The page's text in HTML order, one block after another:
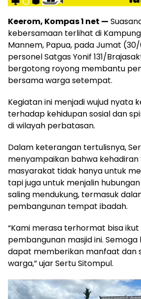
Keerom, Kompas 1 net —
kebersamaan terlihat di
Mannem, Papua, pada Jumat
personel Satgas Yonif 131/
bergotong royong membantu
bersama warga setempat.
Kegiatan ini menjadi wujud nyata
terhadap kehidupan sosial dan
di wilayah perbatasan.
Dalam keterangan tertulisnya,
menyampaikan bahwa kehadiran
masyarakat tidak hanya untuk
tapi juga untuk menjalin
saling mendukung, termasuk
pembangunan tempat ibadah.
“Kami merasa terhormat bisa
pembangunan masjid ini.
dapat memberikan manfaat dan
warga,” ujar Sertu Sitompul.